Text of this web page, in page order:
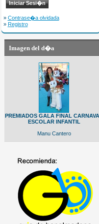
» Contrase�a olvidada
» Registro
Imagen del d�a
PREMIADOS GALA FINAL
ESCOLAR INFANTIL
Manu Cantero